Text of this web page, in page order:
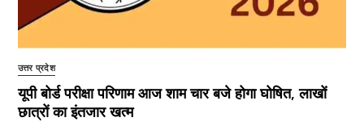
उत्तर प्रदेश
यूपी बोर्ड परीक्षा परिणाम आज शाम चार बजे होगा घोषित, लाखों
छात्रों का इंतजार खत्म